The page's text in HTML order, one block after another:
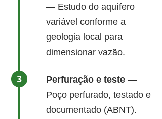
— Estudo do aquífero
variável conforme a
geologia local para
dimensionar vazão.
Perfuração e teste —
Poço perfurado, testado e
documentado (ABNT).